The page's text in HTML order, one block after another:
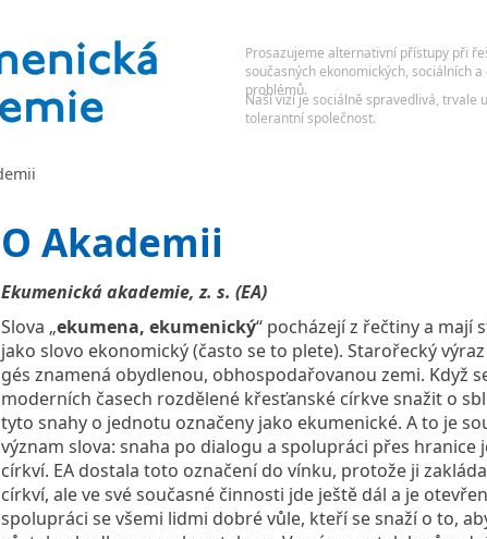
O Akademii
Ekumenická akademie, z. s. (EA)
Slova „ekumena, ekumenický“ pocházejí z řečtiny a mají
jako slovo ekonomický (často se to plete). Starořecký
gés znamená obydlenou, obhospodařovanou zemi. Když
moderních časech rozdělené křesťanské církve snažit o
tyto snahy o jednotu označeny jako ekumenické. A to je
význam slova: snaha po dialogu a spolupráci přes hranice
církví. EA dostala toto označení do vínku, protože ji
církví, ale ve své současné činnosti jde ještě dál a je
spolupráci se všemi lidmi dobré vůle, kteří se snaží o to,